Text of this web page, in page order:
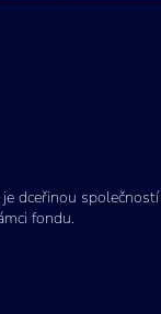
dceřinou společností
fondu.